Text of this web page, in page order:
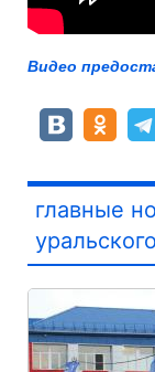
Видео
главные
уральского